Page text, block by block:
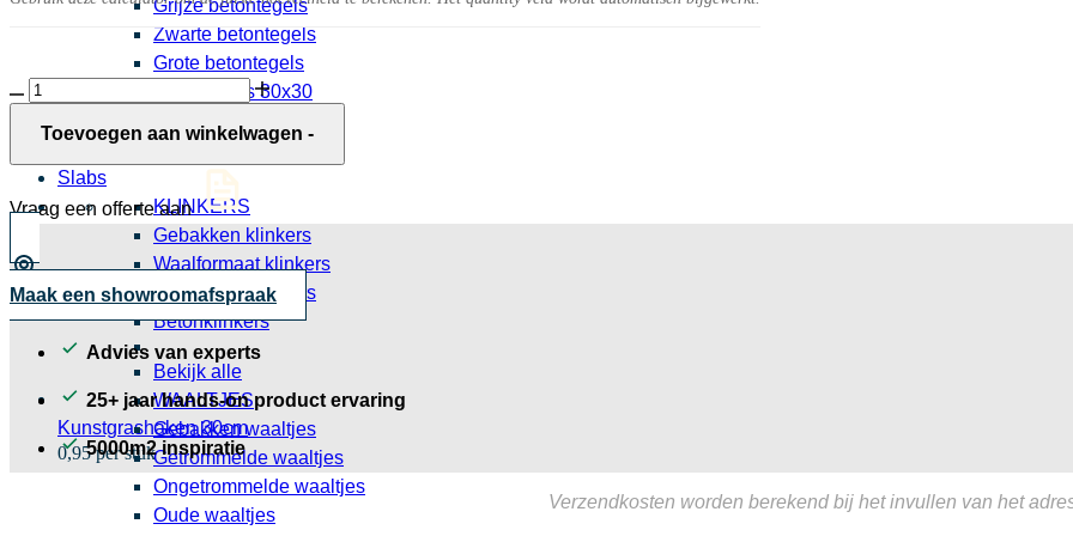
Kunstgrashaken 30cm
0,95 per stuk
Grijze betontegels
Zwarte betontegels
Grote betontegels
Betontegels 30x30
Tegels
Slabs
KLINKERS
Gebakken klinkers
Waalformaat klinkers
Dikformaat klinkers
Betonklinkers
Bekijk alle
WAALTJES
Gebakken waaltjes
Getrommelde waaltjes
Ongetrommelde waaltjes
Oude waaltjes
Keramische
slab
Tunis
aantal
Toevoegen aan winkelwagen -
Vraag een offerte aan
Maak een showroomafspraak
Advies van experts
25+ jaar hands-on product ervaring
5000m2 inspiratie
Verzendkosten worden berekend bij het invullen van het